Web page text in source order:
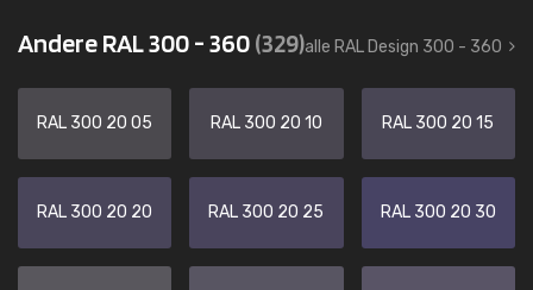
Andere RAL 300 - 360(329)alle RAL Design 300 - 360
RAL 300 20 05 RAL 300 20 10 RAL 300 20 15
RAL 300 20 20 RAL 300 20 25 RAL 300 20 30